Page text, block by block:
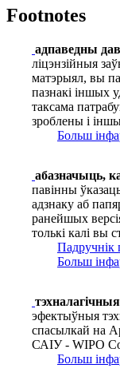
Footnotes
адпаведны
ліцэнзійныя
матэрыял, вы
пазнакі іншых
таксама
зроблены і
Больш
абазначыць,
павінны
адзнаку аб
ранейшых
толькі калі вы
Падручнік
Больш
эфектыўныя
спасылкай на
САІУ - WIPO
Больш